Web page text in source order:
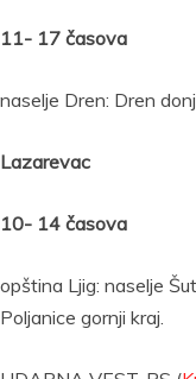
11- 17 časova
naselje Dren: Dren
Lazarevac
10- 14 časova
opština Ljig: naselje
Poljanice gornji kraj.